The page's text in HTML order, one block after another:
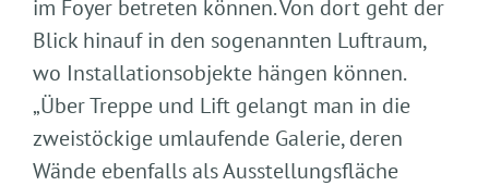
im Foyer betreten können. Von dort geht der
Blick hinauf in den sogenannten Luftraum,
wo Installationsobjekte hängen können.
„Über Treppe und Lift gelangt man in die
zweistöckige umlaufende Galerie, deren
Wände ebenfalls als Ausstellungsfläche